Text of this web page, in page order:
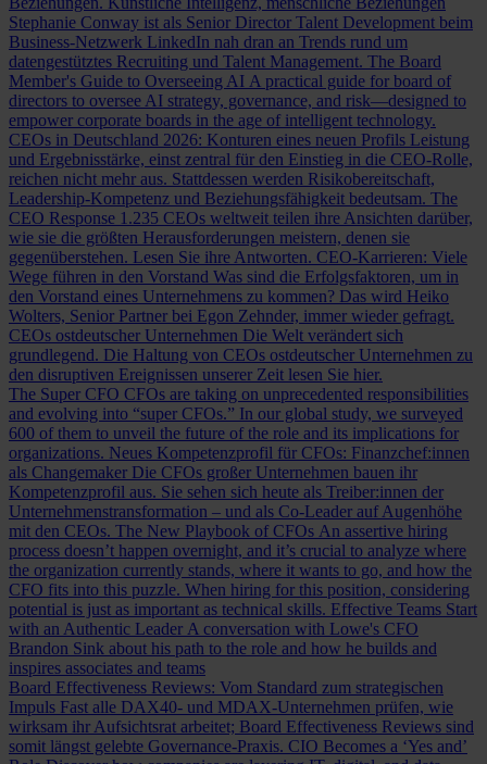
Stephanie Conway ist als Senior Director Talent Development beim
Business-Netzwerk LinkedIn nah dran an Trends rund um
datengestütztes Recruiting und Talent Management. The Board
Member's Guide to Overseeing AI A practical guide for board of
directors to oversee AI strategy, governance, and risk—designed to
empower corporate boards in the age of intelligent technology.
CEOs in Deutschland 2026: Konturen eines neuen Profils Leistung
und Ergebnisstärke, einst zentral für den Einstieg in die CEO-Rolle,
reichen nicht mehr aus. Stattdessen werden Risikobereitschaft,
Leadership-Kompetenz und Beziehungsfähigkeit bedeutsam. The
CEO Response 1.235 CEOs weltweit teilen ihre Ansichten darüber,
wie sie die größten Herausforderungen meistern, denen sie
gegenüberstehen. Lesen Sie ihre Antworten. CEO-Karrieren: Viele
Wege führen in den Vorstand Was sind die Erfolgsfaktoren, um in
den Vorstand eines Unternehmens zu kommen? Das wird Heiko
Wolters, Senior Partner bei Egon Zehnder, immer wieder gefragt.
CEOs ostdeutscher Unternehmen Die Welt verändert sich
grundlegend. Die Haltung von CEOs ostdeutscher Unternehmen zu
den disruptiven Ereignissen unserer Zeit lesen Sie hier.
The Super CFO CFOs are taking on unprecedented responsibilities
and evolving into “super CFOs.” In our global study, we surveyed
600 of them to unveil the future of the role and its implications for
organizations. Neues Kompetenzprofil für CFOs: Finanzchef:innen
als Changemaker Die CFOs großer Unternehmen bauen ihr
Kompetenzprofil aus. Sie sehen sich heute als Treiber:innen der
Unternehmenstransformation – und als Co-Leader auf Augenhöhe
mit den CEOs. The New Playbook of CFOs An assertive hiring
process doesn’t happen overnight, and it’s crucial to analyze where
the organization currently stands, where it wants to go, and how the
CFO fits into this puzzle. When hiring for this position, considering
potential is just as important as technical skills. Effective Teams Start
with an Authentic Leader A conversation with Lowe's CFO
Brandon Sink about his path to the role and how he builds and
inspires associates and teams
Board Effectiveness Reviews: Vom Standard zum strategischen
Impuls Fast alle DAX40- und MDAX-Unternehmen prüfen, wie
wirksam ihr Aufsichtsrat arbeitet; Board Effectiveness Reviews sind
somit längst gelebte Governance-Praxis. CIO Becomes a ‘Yes and’